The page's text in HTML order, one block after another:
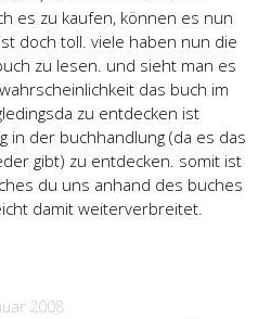
es zu kaufen, können es nun
doch toll. viele haben nun die
zu lesen. und sieht man es
das buch im
zu entdecken ist
in der buchhandlung (da es das
gibt) zu entdecken. somit ist
du uns anhand des buches
damit weiterverbreitet.
2008